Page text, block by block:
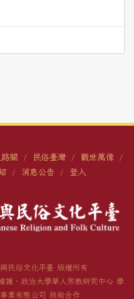
關 / 民俗臺灣 / 觀世萬像 /
/ 消息公告 / 登入
民俗文化平臺 版權所有
護、政治大學華人宗教研究中心 學
業有限公司 技術合作